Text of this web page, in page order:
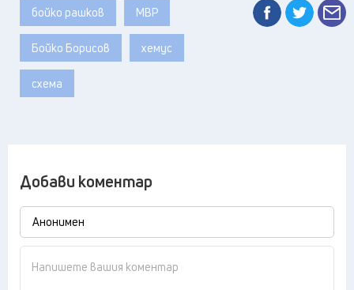
бойко рашков МВР
Бойко Борисов хемус
схема
Добави коментар